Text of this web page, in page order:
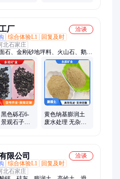
厂
洽谈
综合体验L1
回复及时
北石家庄
石、金刚砂地坪料、火山石、鹅卵
、机制石子、水磨石子、胶粘石、
浆砂、金刚砂、白沙子、蛭石、荧
透水石子、水刷石石子
色砾石6-
景观石子树
黄色纳基膨润土
废水处理 无杂质
限公司
洽谈
综合体验L1
回复及时
北石家庄